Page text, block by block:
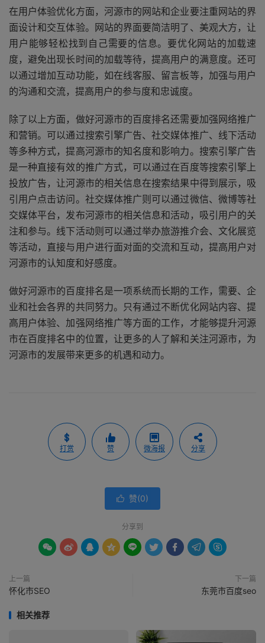
在用户体验优化方面，河源市的网站和企业要注重网站的界
面设计和交互体验。网站的界面要简洁明了、美观大方，让
用户能够轻松找到自己需要的信息。要优化网站的加载速
度，避免出现长时间的加载等待，提高用户的满意度。还可
以通过增加互动功能，如在线客服、留言板等，加强与用户
的沟通和交流，提高用户的参与度和忠诚度。
除了以上方面，做好河源市的百度排名还需要加强网络推广
和营销。可以通过搜索引擎广告、社交媒体推广、线下活动
等多种方式，提高河源市的知名度和影响力。搜索引擎广告
是一种直接有效的推广方式，可以通过在百度等搜索引擎上
投放广告，让河源市的相关信息在搜索结果中得到展示，吸
引用户点击访问。社交媒体推广则可以通过微信、微博等社
交媒体平台，发布河源市的相关信息和活动，吸引用户的关
注和参与。线下活动则可以通过举办旅游推介会、文化展览
等活动，直接与用户进行面对面的交流和互动，提高用户对
河源市的认知度和好感度。
做好河源市的百度排名是一项系统而长期的工作，需要、企
业和社会各界的共同努力。只有通过不断优化网站内容、提
高用户体验、加强网络推广等方面的工作，才能够提升河源
市在百度排名中的位置，让更多的人了解和关注河源市，为
河源市的发展带来更多的机遇和动力。
打赏 赞 微海报 分享
 赞(0)
分享到
        
上一篇
怀化市SEO
下一篇
东莞市百度seo
相关推荐